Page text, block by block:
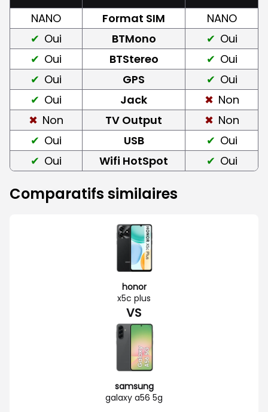
NANO Format SIM
NANO
Oui
BTMono
Oui
Oui
BTStereo
Oui
Oui
GPS
Oui
Oui
Jack
Non
Non
TV Output
Non
Oui
USB
Oui
Oui
Wifi HotSpot Oui
Comparatifs similaires
honor
x5c plus
VS
samsung
galaxy a56 5g